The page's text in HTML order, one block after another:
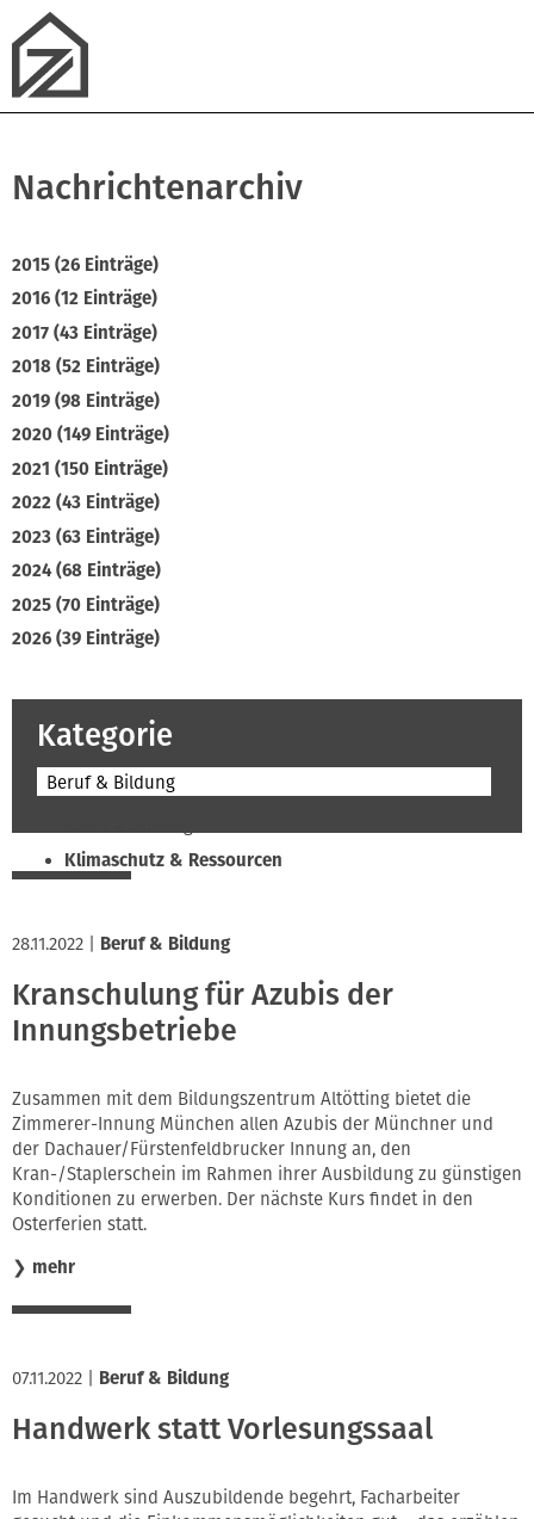
Nachrichtenarchiv
2015 (26 Einträge)
2016 (12 Einträge)
2017 (43 Einträge)
2018 (52 Einträge)
2019 (98 Einträge)
2020 (149 Einträge)
2021 (150 Einträge)
2022 (43 Einträge)
2023 (63 Einträge)
2024 (68 Einträge)
2025 (70 Einträge)
2026 (39 Einträge)
Kategorie
Beruf & Bildung
Klimaschutz & Ressourcen
Soziales & Tarifpolitik
Verband & Innungen
Innung
28.11.2022 Beruf & Bildung
Kranschulung für Azubis der
Innungsbetriebe
Zusammen mit dem Bildungszentrum Altötting bietet die
Zimmerer-Innung München allen Azubis der Münchner und
der Dachauer/Fürstenfeldbrucker Innung an, den
Kran-/Staplerschein im Rahmen ihrer Ausbildung zu günstigen
Konditionen zu erwerben. Der nächste Kurs findet in den
Osterferien statt.
❯ mehr
07.11.2022 Beruf & Bildung
Handwerk statt Vorlesungssaal
Im Handwerk sind Auszubildende begehrt, Facharbeiter